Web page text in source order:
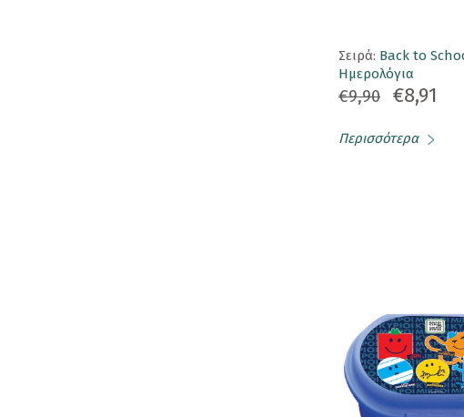
Σειρά: Back to
Ημερολόγια
€9,90 €8,91
Περισσότερα